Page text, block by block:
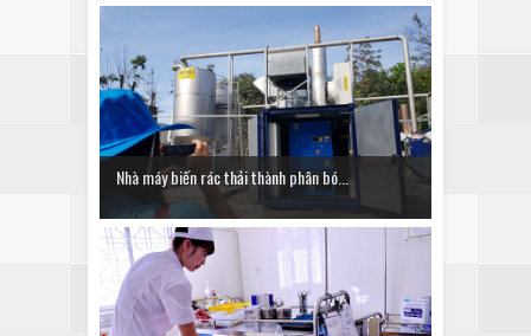
Nhà máy biến rác thải thành phân bó...